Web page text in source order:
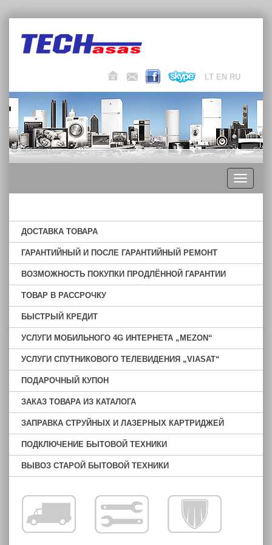
LT EN RU
Toggle
ДОСТАВКА ТОВАРА
ГАРАНТИЙНЫЙ И ПОСЛЕ ГАРАНТИЙНЫЙ РЕМОНТ
ВОЗМОЖНОСТЬ ПОКУПКИ ПРОДЛЁННОЙ ГАРАНТИИ
ТОВАР В РАССРОЧКУ
БЫСТРЫЙ КРЕДИТ
УСЛУГИ МОБИЛЬНОГО 4G ИНТЕРНЕТА „MEZON“
УСЛУГИ СПУТНИКОВОГО ТЕЛЕВИДЕНИЯ „VIASAT“
ПОДАРОЧНЫЙ КУПОН
ЗАКАЗ ТОВАРА ИЗ КАТАЛОГА
ЗАПРАВКА СТРУЙНЫХ И ЛАЗЕРНЫХ КАРТРИДЖЕЙ
ПОДКЛЮЧЕНИЕ БЫТОВОЙ ТЕХНИКИ
ВЫВОЗ СТАРОЙ БЫТОВОЙ ТЕХНИКИ